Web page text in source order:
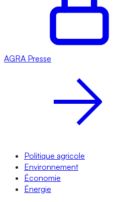
AGRA Presse
Politique agricole
Environnement
Économie
Énergie